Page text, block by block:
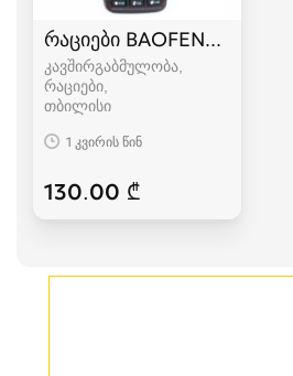
რაციები BAOFENG UV-82
კავშირგაბმულობა,
რაციები
თბილისი
1 კვირის წინ
130.00 ₾